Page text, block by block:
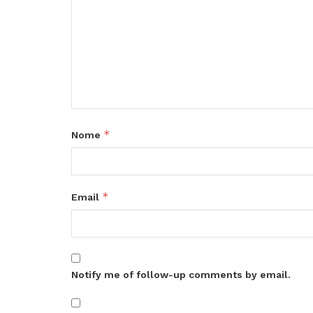
Nome *
Email *
Notify me of follow-up comments by email.